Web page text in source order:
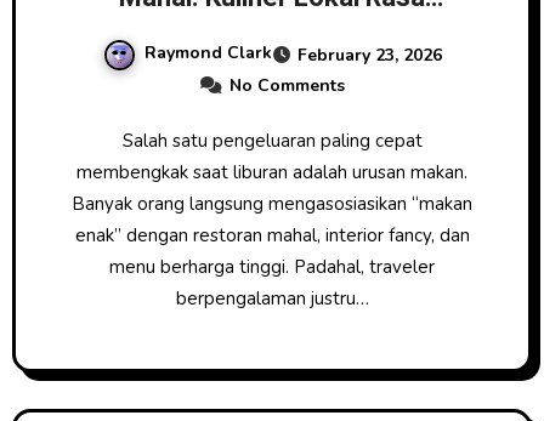
Raymond Clark
February 23, 2026
No Comments
Salah satu pengeluaran paling cepat
membengkak saat liburan adalah urusan makan.
Banyak orang langsung mengasosiasikan “makan
enak” dengan restoran mahal, interior fancy, dan
menu berharga tinggi. Padahal, traveler
berpengalaman justru…